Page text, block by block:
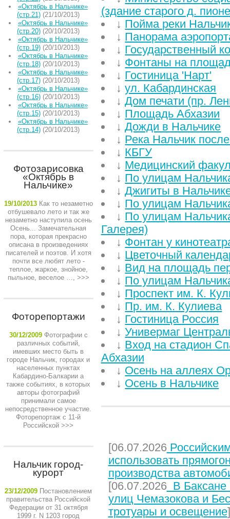
«Октябрь в Нальчике»
(стр.21) (21/10/2013)
«Октябрь в Нальчике»
(стр.20) (20/10/2013)
«Октябрь в Нальчике»
(стр.19) (20/10/2013)
«Октябрь в Нальчике»
(стр.18) (20/10/2013)
«Октябрь в Нальчике»
(стр.17) (20/10/2013)
«Октябрь в Нальчике»
(стр.16) (20/10/2013)
«Октябрь в Нальчике»
(стр.15) (20/10/2013)
«Октябрь в Нальчике»
(стр.14) (20/10/2013)
Фотозарисовка
«Октябрь в
Нальчике»
19/10/2013 Как то незаметно
отбушевало лето и так же
незаметно наступила осень
Осень... Замечательная
пора, которая прекрасно
описана в произведениях
писателей и поэтов. И хотя
почти все любят лето -
теплое, жаркое, знойное,
пыльное, веселое …, >>>
Фоторепортажи
30/12/2009 Фотографии с
различных событий,
имевших место быть в
городе Нальчик, городах и
населенных пунктах
Кабардино-Балкарии а
также событиях, в которых
авторы фотографий
принимали самое
непосредственное участие.
Фоторепортаж с 11-й
Российской >>>
Нальчик город-
курорт
23/12/2009 Постановлением
правительства Российской
Федерации от 31 октября
1999 г. N 1203 город
(здание старого д.
↓ Пойма реки
↓ Панорама
↓ Государственный
↓ Фонтаны на
↓ Гостиница 'Нарт'
↓ул. Кабардинская
↓Дом печати (пр.
↓ Площадь Абхазии
↓Дожди в Нальчике
↓ Река Нальчик
↓ КБГУ
↓ Медицинский
↓ По улицам
↓Джигиты в
↓ По улицам
↓ По улицам
Галерея)
↓ Фонтан у
↓ Цветочный
↓ Вид на площадь
↓ По улицам
↓ Проспект им. К.
↓ Пр. им. К. Кулиева
↓ Гостиница Россия
↓Универмаг
↓ Вход на стадион
Абхазии
↓ Осень на аллеях
↓ Осень в Нальчике
[06.07.2026
использовать
производства
[06.07.2026В Баксане
улиц Чемазокова и
тротуары и освещение